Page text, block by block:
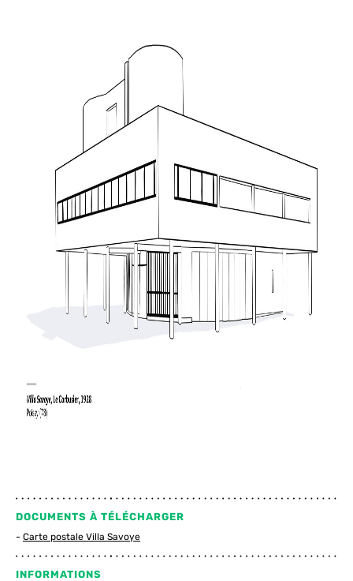
DOCUMENTS À TÉLÉCHARGER
Carte postale Villa Savoye
INFORMATIONS